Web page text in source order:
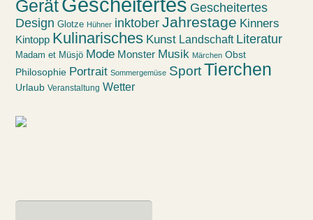
GerätGescheitertes Gescheitertes
Design Glotze Hühner inktober Jahrestage Kinners
Kintopp Kulinarisches Kunst Landschaft Literatur
Madam et Müsjö Mode Monster Musik Märchen Obst
Philosophie Portrait Sommergemüse SportTierchen
Urlaub Veranstaltung Wetter